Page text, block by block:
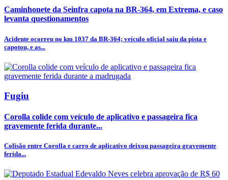
Caminhonete da Seinfra capota na BR-364, em Extrema, e caso
levanta questionamentos
Acidente ocorreu no km 1037 da BR-364; veículo oficial saiu da pista e
capotou, e as...
Fugiu
Corolla colide com veículo de aplicativo e passageira fica
gravemente ferida durante...
Colisão entre Corolla e carro de aplicativo deixou passageira gravemente
ferida...